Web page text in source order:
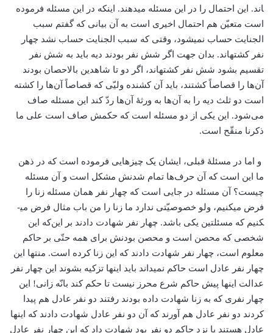
اند. این احتمال را در این مسئله می­دهند. اینکه در این مسئله فرموده
است متعیّن هم احتمال اخیری است به آن بیانی که گفتم سبب
الجنایت حساب نمی­شود، وقتی که سبب الجنایت حساب نشد چهار
نفر کشته­اند. بدان جهت اگر شش نفر بودند دیه باید به شش نفر
تقسیم بشود شش نفر کشته­اند، اگر دو تا شاهدین بالاحصان بودند
آن‌ها را قصاصاً کشتند، باید آن کشنده ولیّی که قصاصاً آن‌ها را کشته
است دو ثلث دیه را به آن‌ها به ورثۀ آن‌ها ردّ کند این مسئله صاف
می‌شود. این یکی از دو مسئله است که حکمش صاف است علی ما
ذکرنا منقّح است.
و اما در مسئلۀ قبلی، ایشان یک چیزهایی فرموده است که در ذهن
ما این است که آن حرف‌ها تمام شدنش مشکل است و آن مسئله
چیست؟ آن مسئله در جایی است که چهار نفر همان مسئله زنا را
فرض می­کنیم، ولو خصوصیّتی ندارد ما زنا را من باب مثال فرض می­
کنیم که مسئلتین یکی باشد. چهار نفر شهادت دادند بر این‌كه این
شخصی که محصن است و محصن بودنش برای همه حتّی بر حاکم
معلوم است، چهار نفر شهادت دادند که این زنا کرده است. منتها این
چهار نفر عادل است حاکم نمی­داند باید اینها تزکیه بشوند این چهار نفر
عدالت اینها پیش حاکم شرع محرز نیست تا حکم کند بانّه زانی! این
چهار نفری که به زنا شهادت داده بودند رفتند دو نفر عادل هم پیدا
کردند دو نفر عادل هم آورند که آن دو نفر عادل شهادت دادند که اینها
عادل هستند یا نزد حاکم دو نفر بود شهادت داد که این چهار نفر عادل